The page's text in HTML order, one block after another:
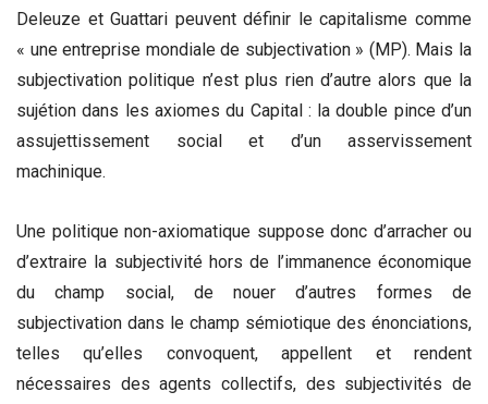
Deleuze et Guattari peuvent définir le capitalisme comme
« une entreprise mondiale de subjectivation » (MP). Mais la
subjectivation politique n’est plus rien d’autre alors que la
sujétion dans les axiomes du Capital : la double pince d’un
assujettissement social et d’un asservissement
machinique.
Une politique non-axiomatique suppose donc d’arracher ou
d’extraire la subjectivité hors de l’immanence économique
du champ social, de nouer d’autres formes de
subjectivation dans le champ sémiotique des énonciations,
telles qu’elles convoquent, appellent et rendent
nécessaires des agents collectifs, des subjectivités de